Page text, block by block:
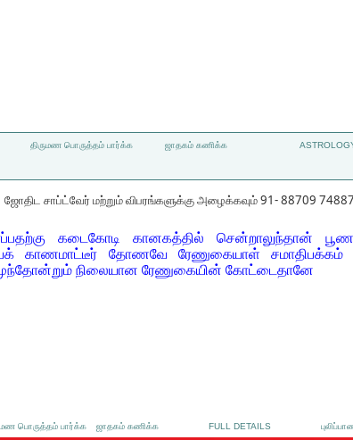
திருமண பொருத்தம் பார்க்க ஜாதகம் கணிக்க
ஜோதிட சாப்ட்வேர் மற்றும் விபரங்களுக்கு அழைக்கவும் 91- 88709
கடைகோடி கானகத்தில் சென்றாலுந்தான்
காணமாட்டீர் தோணவே ரேணுகையாள் சமாதிபக்கம்
நிலையான ரேணுகையின் கோட்டைதானே
பொருத்தம் பார்க்க ஜாதகம் கணிக்க FULL DETAILS